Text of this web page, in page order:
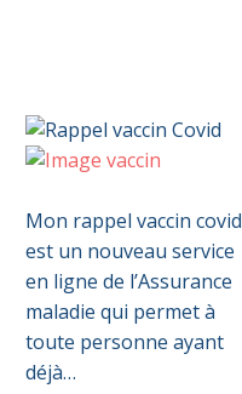
vaccin
Covid
Mon rappel vaccin covid
est un nouveau service
en ligne de l’Assurance
maladie qui permet à
toute personne ayant
déjà…